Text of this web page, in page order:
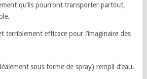
qu’ils pourront transporter partout,
terriblement efficace pour l’imaginaire des
sous forme de spray) rempli d’eau.